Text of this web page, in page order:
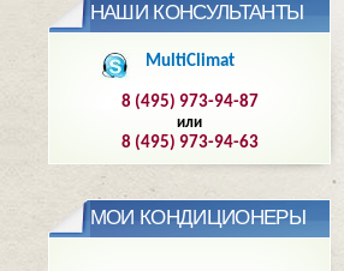
НАШИ КОНСУЛЬТАНТЫ
MultiClimat
8 (495) 973-94-87
или
8 (495) 973-94-63
МОИ КОНДИЦИОНЕРЫ